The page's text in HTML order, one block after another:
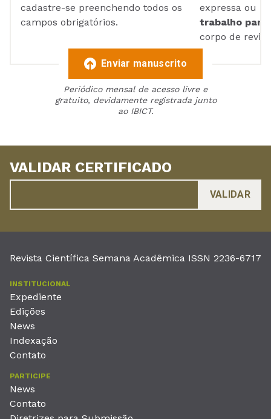
cadastre-se preenchendo todos os
campos obrigatórios.
expressa ou
trabalho para
corpo de
Enviar manuscrito
Periódico mensal de acesso livre e
gratuito, devidamente registrada junto
ao IBICT.
VALIDAR CERTIFICADO
Revista Científica Semana Acadêmica ISSN 2236-6717
INSTITUCIONAL
Expediente
Edições
News
Indexação
Contato
PARTICIPE
News
Contato